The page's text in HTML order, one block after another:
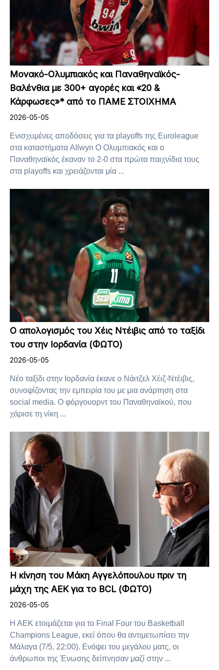
Μονακό-Ολυμπιακός και Παναθηναϊκός-
Βαλένθια με 300+ αγορές και «20 &
Κάρφωσες»* από το ΠΑΜΕ ΣΤΟΙΧΗΜΑ
2026-05-05
Eνισχυμένες αποδόσεις για τα playoffs της Euroleague
στα καταστήματα Allwyn Ο Ολυμπιακός και ο
Παναθηναϊκός έκαναν το 2-0 στα πρώτα παιχνίδια τους
στα playoffs και χρειάζονται μία ...
Ο απολογισμός του Χέις Ντέιβις από το ταξίδι
του στην Ιορδανία (ΦΩΤΟ)
2026-05-05
Νέο ταξίδι στην Ιορδανία έκανε ο Νάιτζελ Χέιζ-Ντέιβις,
συνοψίζοντας την εμπειρία του με μια ανάρτηση στα
social media. Ο φόργουορντ του Παναθηναϊκού, που
χάρισε τη νίκη ...
H κίνηση του Μάκη Αγγελόπουλου πριν τη
μάχη της ΑΕΚ για το BCL (ΦΩΤΟ)
2026-05-05
Η ΑΕΚ ετοιμάζεται για το Final Four του Basketball
Champions League, εκεί όπου θα αντιμετωπίσει την
Μάλαγα (7/5, 22:00). Ενόψει του μεγάλου ματς, οι
άνθρωποι της Ένωσης δείπνησαν μαζί στην ...